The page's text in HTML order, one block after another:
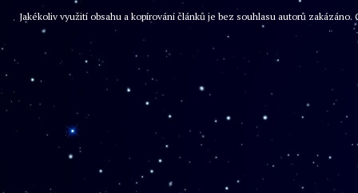
Jakékoliv využití obsahu a kopírování článků je bez souhlasu autorů